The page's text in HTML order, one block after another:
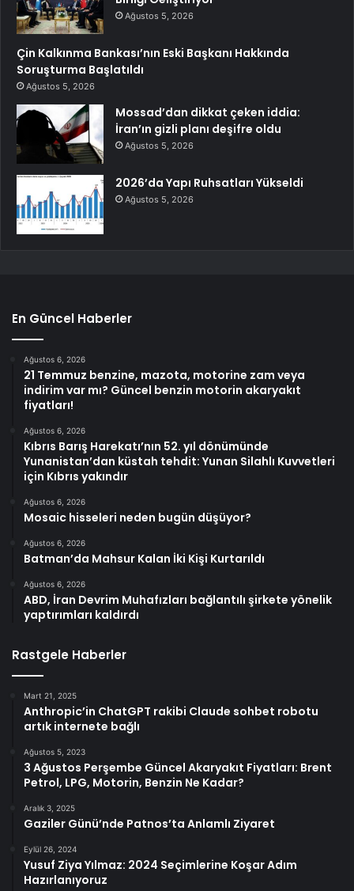
Ağustos 5, 2026
Çin Kalkınma Bankası’nın Eski Başkanı Hakkında
Soruşturma Başlatıldı
Ağustos 5, 2026
Mossad’dan dikkat çeken iddia:
İran’ın gizli planı deşifre oldu
Ağustos 5, 2026
2026’da Yapı Ruhsatları Yükseldi
Ağustos 5, 2026
En Güncel Haberler
Ağustos 6, 2026
21 Temmuz benzine, mazota, motorine zam veya
indirim var mı? Güncel benzin motorin akaryakıt
fiyatları!
Ağustos 6, 2026
Kıbrıs Barış Harekatı’nın 52. yıl dönümünde
Yunanistan’dan küstah tehdit: Yunan Silahlı Kuvvetleri
için Kıbrıs yakındır
Ağustos 6, 2026
Mosaic hisseleri neden bugün düşüyor?
Ağustos 6, 2026
Batman’da Mahsur Kalan İki Kişi Kurtarıldı
Ağustos 6, 2026
ABD, İran Devrim Muhafızları bağlantılı şirkete yönelik
yaptırımları kaldırdı
Rastgele Haberler
Mart 21, 2025
Anthropic’in ChatGPT rakibi Claude sohbet robotu
artık internete bağlı
Ağustos 5, 2023
3 Ağustos Perşembe Güncel Akaryakıt Fiyatları: Brent
Petrol, LPG, Motorin, Benzin Ne Kadar?
Aralık 3, 2025
Gaziler Günü’nde Patnos’ta Anlamlı Ziyaret
Eylül 26, 2024
Yusuf Ziya Yılmaz: 2024 Seçimlerine Koşar Adım
Hazırlanıyoruz